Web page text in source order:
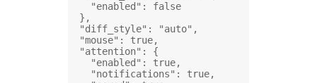
"enabled" : false
},
"diff_style" : "auto" ,
"mouse" : true,
"attention" : {
"enabled" : true,
"notifications" : true,